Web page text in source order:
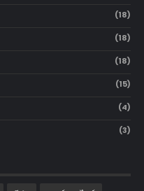
(18)
(18)
(18)
(15)
(4)
(3)